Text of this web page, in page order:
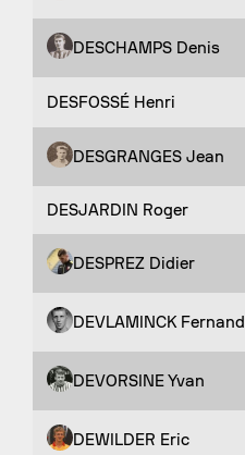
DESCHAMPS Denis
DESFOSSÉ Henri
DESGRANGES Jean
DESJARDIN Roger
DESPREZ Didier
DEVLAMINCK Fernand
DEVORSINE Yvan
DEWILDER Eric